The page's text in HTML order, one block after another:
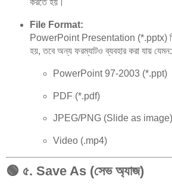
করতে হয়।
File Format:
PowerPoint Presentation (*.pptx)
হয়, তবে অন্য ফরম্যাটও ব্যবহার করা যায় যেমন:
PowerPoint 97-2003 (*.ppt)
PDF (*.pdf)
JPEG/PNG (Slide as image)
Video (.mp4)
🟢 ৫. Save As (সেভ অ্যাজ)